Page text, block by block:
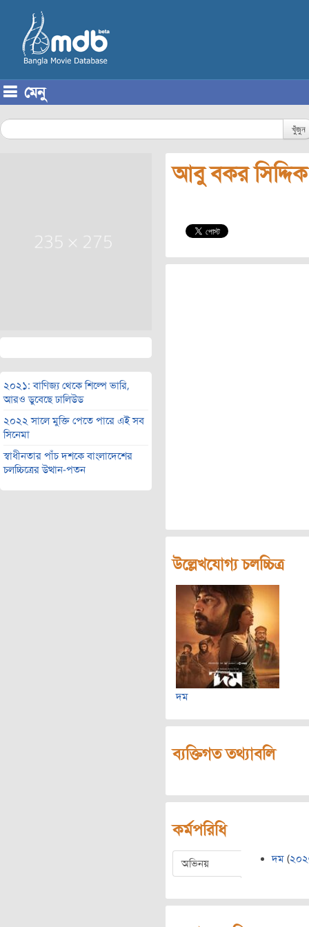
মেনু
খুঁজুন
২০২১: বাণিজ্য থেকে শিল্পে ভারি,
আরও ডুবেছে ঢালিউড
২০২২ সালে মুক্তি পেতে পারে এই সব
সিনেমা
স্বাধীনতার পাঁচ দশকে বাংলাদেশের
চলচ্চিত্রের উত্থান-পতন
আবু বকর সিদ্দিক
উল্লেখযোগ্য চলচ্চিত্র
দম
ব্যক্তিগত তথ্যাবলি
কর্মপরিধি
অভিনয় দম (